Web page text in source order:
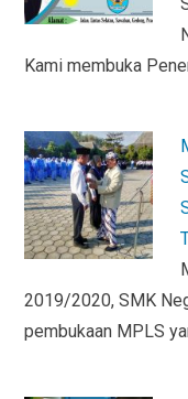
k
p
Kami membuka
2019/2020, SMK
pembukaan MPLS